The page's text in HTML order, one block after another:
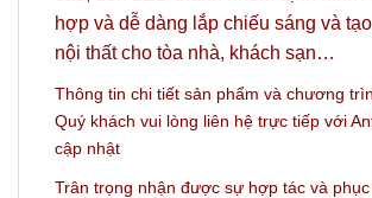
hợp và dễ dàng lắp chiếu sáng và
nội thất cho tòa nhà, khách sạn…
Thông tin chi tiết sản phẩm và chương
Quý khách vui lòng liên hệ trực tiếp với
cập nhật
Trân trọng nhận được sự hợp tác và